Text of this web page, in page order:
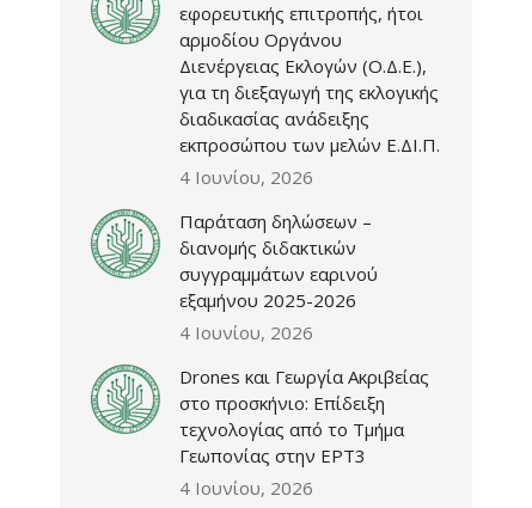
εφορευτικής επιτροπής, ήτοι
αρμοδίου Οργάνου
Διενέργειας Εκλογών (Ο.Δ.Ε.),
για τη διεξαγωγή της εκλογικής
διαδικασίας ανάδειξης
εκπροσώπου των μελών Ε.ΔΙ.Π.
4 Ιουνίου, 2026
Παράταση δηλώσεων –
διανομής διδακτικών
συγγραμμάτων εαρινού
εξαμήνου 2025-2026
4 Ιουνίου, 2026
Drones και Γεωργία Ακριβείας
στο προσκήνιο: Επίδειξη
τεχνολογίας από το Τμήμα
Γεωπονίας στην ΕΡΤ3
4 Ιουνίου, 2026